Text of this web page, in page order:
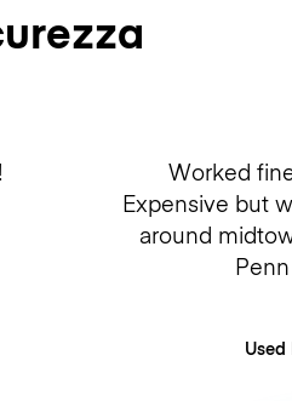
Worked
Expensive but
around